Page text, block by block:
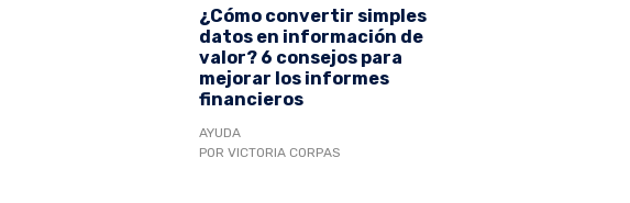
¿Cómo convertir simples
datos en información de
valor? 6 consejos para
mejorar los informes
financieros
AYUDA
POR VICTORIA CORPAS